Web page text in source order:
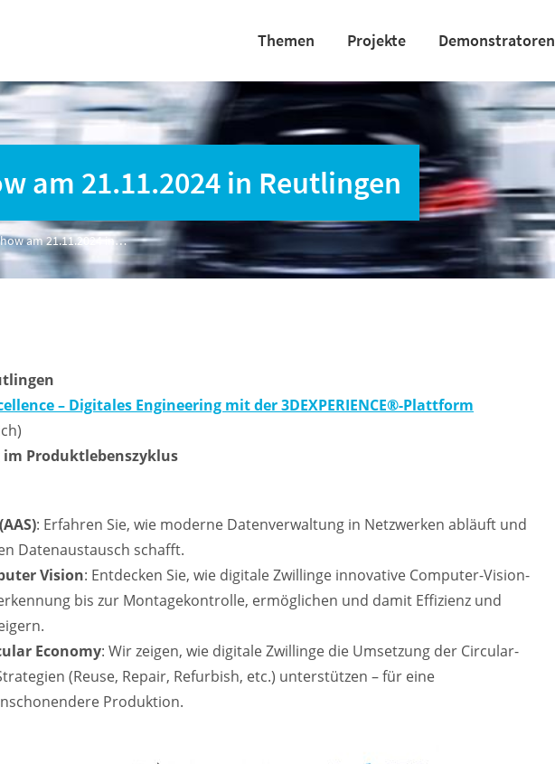
Themen Projekte Demonstratoren
am 21.11.2024 in Reutlingen
am 21.11.2024 in…
– Digitales Engineering mit der 3DEXPERIENCE®-Plattform
Produktlebenszyklus
: Erfahren Sie, wie moderne Datenverwaltung in Netzwerken abläuft und
Datenaustausch schafft.
Vision: Entdecken Sie, wie digitale Zwillinge innovative Computer-Vision-
bis zur Montagekontrolle, ermöglichen und damit Effizienz und
Economy: Wir zeigen, wie digitale Zwillinge die Umsetzung der Circular-
(Reuse, Repair, Refurbish, etc.) unterstützen – für eine
Produktion.